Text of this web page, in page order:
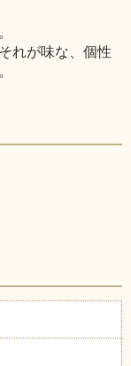
れが味な、個性